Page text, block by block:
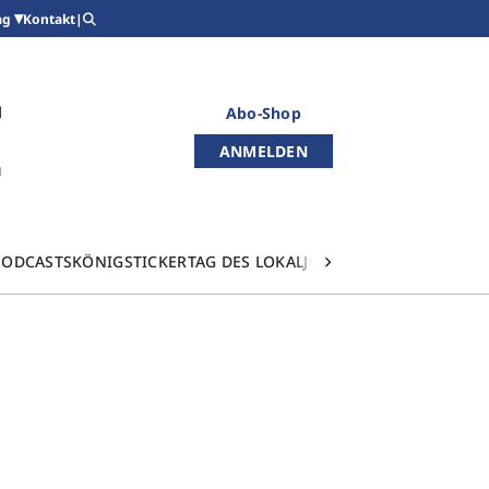
Kontakt|
Abo-Shop
ANMELDEN
KÖNIGSTICKERTAG DES LOKALJOURNALISMUS